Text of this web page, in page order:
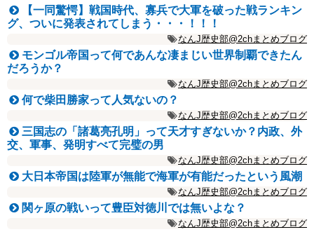
【一同驚愕】戦国時代、寡兵で大軍を破った戦ランキン
グ、ついに発表されてしまう・・・！！！
なんJ歴史部@2chまとめブログ
モンゴル帝国って何であんな凄まじい世界制覇できたん
だろうか？
なんJ歴史部@2chまとめブログ
何で柴田勝家って人気ないの？
なんJ歴史部@2chまとめブログ
三国志の「諸葛亮孔明」って天才すぎないか？内政、外
交、軍事、発明すべて完璧の男
なんJ歴史部@2chまとめブログ
大日本帝国は陸軍が無能で海軍が有能だったという風潮
なんJ歴史部@2chまとめブログ
関ヶ原の戦いって豊臣対徳川では無いよな？
なんJ歴史部@2chまとめブログ